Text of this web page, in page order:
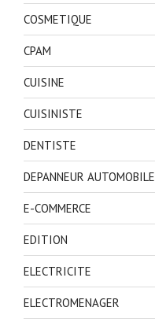
COSMETIQUE
CPAM
CUISINE
CUISINISTE
DENTISTE
DEPANNEUR AUTOMOBILE
E-COMMERCE
EDITION
ELECTRICITE
ELECTROMENAGER